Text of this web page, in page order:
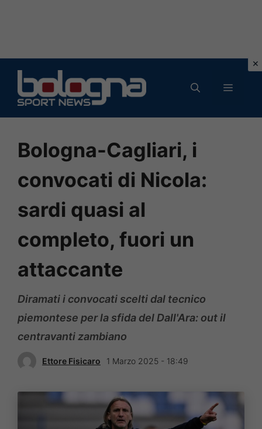
contenuto
MENU
Bologna-Cagliari, i
convocati di Nicola:
sardi quasi al
completo, fuori un
attaccante
Diramati i convocati scelti dal tecnico
piemontese per la sfida del Dall'Ara: out il
centravanti zambiano
Ettore Fisicaro 1 Marzo 2025 - 18:49